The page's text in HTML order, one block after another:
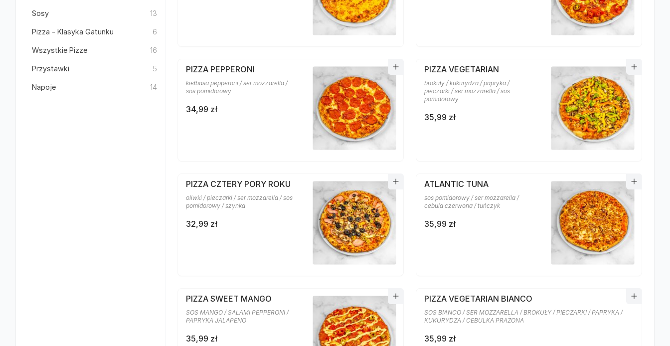
Sosy 13
Pizza - Klasyka Gatunku 6
Wszystkie Pizze 16
Przystawki 5
Napoje 14
PIZZA PEPPERONI
kiełbasa pepperoni / ser mozzarella /
sos pomidorowy
34,99 zł
PIZZA VEGETARIAN
brokuły / kukurydza / papryka /
pieczarki / ser mozzarella / sos
pomidorowy
35,99 zł
PIZZA CZTERY PORY ROKU
oliwki / pieczarki / ser mozzarella / sos
pomidorowy / szynka
32,99 zł
ATLANTIC TUNA
sos pomidorowy / ser mozzarella /
cebula czerwona / tuńczyk
35,99 zł
PIZZA SWEET MANGO
SOS MANGO / SALAMI PEPPERONI /
PAPRYKA JALAPENO
35,99 zł
PIZZA VEGETARIAN BIANCO
SOS BIANCO / SER MOZZARELLA / BROKUŁY / PIECZARKI / PAPRYKA /
KUKURYDZA / CEBULKA PRAŻONA
35,99 zł